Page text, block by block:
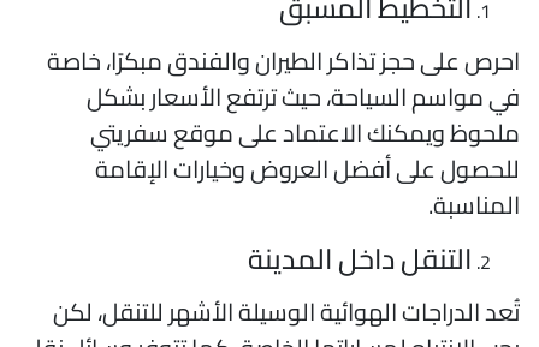
على حجز تذاكر الطيران والفندق مبكرًا، خاصة
مواسم السياحة، حيث ترتفع الأسعار بشكل
ويمكنك الاعتماد على موقع سفريتي
على أفضل العروض وخيارات الإقامة
التنقل داخل المدينة
الدراجات الهوائية الوسيلة الأشهر للتنقل، لكن